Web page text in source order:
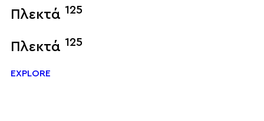
Πλεκτά 125
Πλεκτά 125
EXPLORE